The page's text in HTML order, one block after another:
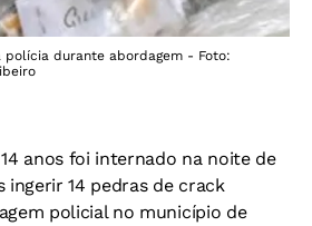
durante abordagem - Foto:
anos foi internado na noite de
ingerir 14 pedras de crack
policial no município de